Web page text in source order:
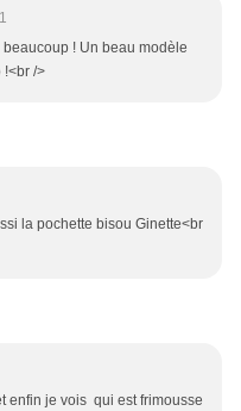
! Un beau modèle
!<br />
la pochette bisou Ginette<br
enfin je vois qui est frimousse